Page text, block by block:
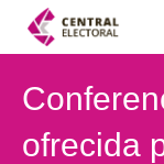
ofrecida